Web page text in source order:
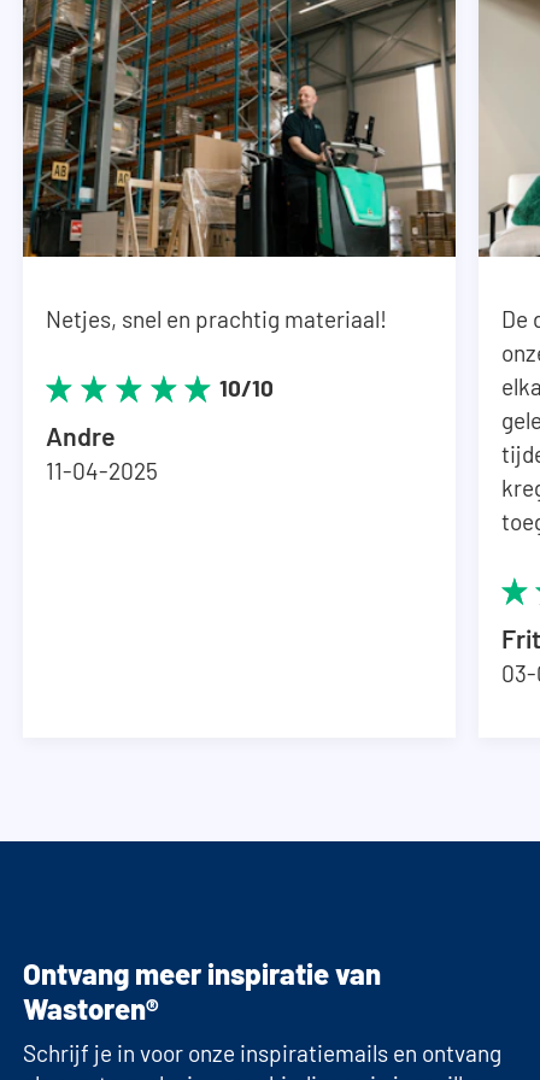
Let op: de kasten worden als bouwpakket en
zonder machines geleverd.
Netjes, snel en prachtig materiaal!
10/10
Andre
11-04-2025
De
Ontvang meer inspiratie van
Wastoren®
Schrijf je in voor onze inspiratiemails en ontvang